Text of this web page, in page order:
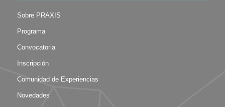
Sobre PRAXIS
Programa
Convocatoria
Inscripción
Comunidad de Experiencias
Novedades